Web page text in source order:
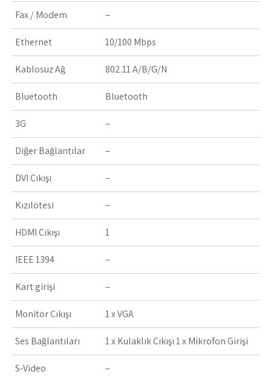
Fax / Modem –
Ethernet 10/100 Mbps
Kablosuz Ağ 802.11 A/B/G/N
Bluetooth Bluetooth
3G –
Diğer Bağlantılar –
DVI Çıkışı –
Kızılötesi –
HDMI Çıkışı 1
IEEE 1394 –
Kart girişi –
Monitör Çıkışı 1 x VGA
Ses Bağlantıları 1 x Kulaklık Çıkışı 1 x Mikrofon Girişi
S-Video –